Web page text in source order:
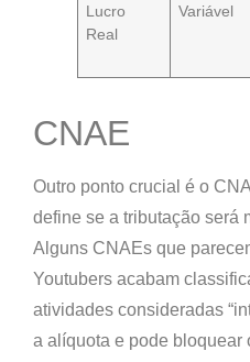
Lucro
Real
Variável
CNAE
Outro ponto crucial é o
define se a tributação será
Alguns CNAEs que
Youtubers acabam
atividades consideradas
a alíquota e pode bloquear